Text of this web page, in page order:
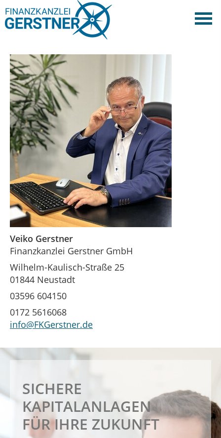
Veiko Gerstner
Finanzkanzlei Gerstner GmbH
Wilhelm-Kaulisch-Straße 25
01844 Neustadt
03596 604150
0172 5616068
info@FKGerstner.de
SICHERE
KAPITALANLAGEN
FÜR IHRE ZUKUNFT
PROFESSIONELLE
RUHESTANDSPLANUNG
Ihre Vorsorge in sicheren Händen
FINANZIERUNG
IHRER TRÄUME
Ihre Finanzen in sicheren Händen